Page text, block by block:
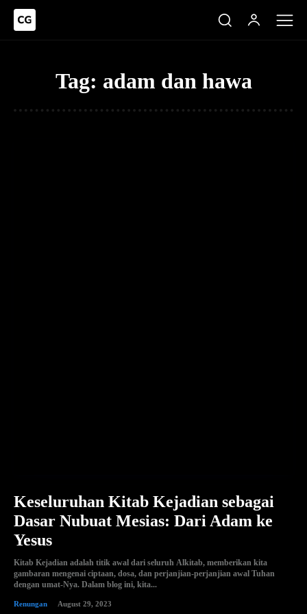
Tag: adam dan hawa
Keseluruhan Kitab Kejadian sebagai
Dasar Nubuat Mesias: Dari Adam ke
Yesus
Kitab Kejadian adalah titik awal dari seluruh Alkitab, memberikan kita
gambaran mengenai ciptaan, dosa, dan perjanjian-perjanjian awal Tuhan
dengan umat-Nya. Dalam blog ini, kita...
Renungan August 29, 2023